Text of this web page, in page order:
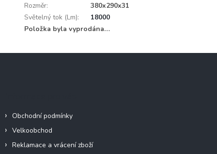
Rozměr:
380x290x31
Světelný tok (Lm):
18000
Položka byla vyprodána…
Obchodní podmínky
Velkoobchod
Reklamace a vrácení zboží